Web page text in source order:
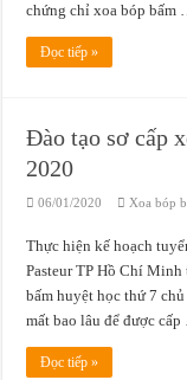
chứng chỉ xoa bóp bấm
Đọc tiếp »
Đào tạo sơ cấp
2020
06/01/2020 Xoa bóp
Thực hiện kế hoạch
Pasteur TP Hồ Chí
bấm huyệt học thứ 7
mất bao lâu để được
Đọc tiếp »